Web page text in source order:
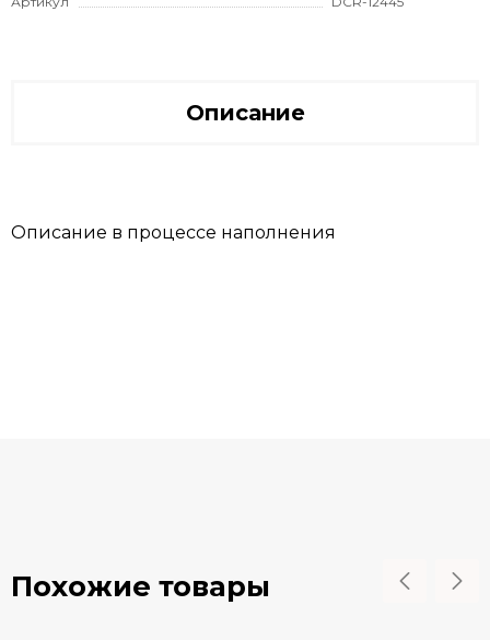
Описание
Описание в процессе наполнения
Похожие товары